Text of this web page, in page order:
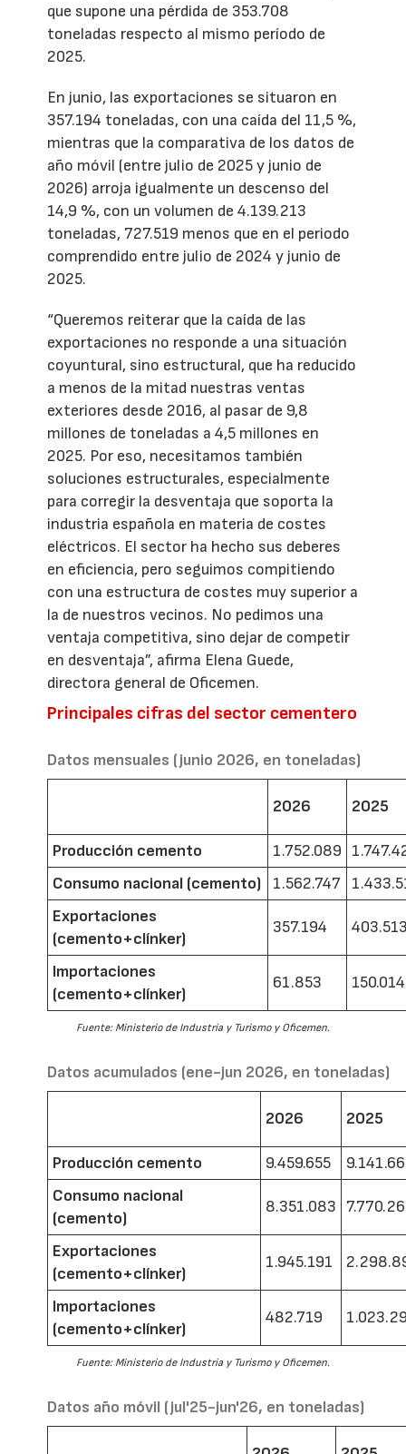
que supone una pérdida de 353.708
toneladas respecto al mismo período de
2025.
En junio, las exportaciones se situaron en
357.194 toneladas, con una caída del 11,5 %,
mientras que la comparativa de los datos de
año móvil (entre julio de 2025 y junio de
2026) arroja igualmente un descenso del
14,9 %, con un volumen de 4.139.213
toneladas, 727.519 menos que en el periodo
comprendido entre julio de 2024 y junio de
2025.
“Queremos reiterar que la caída de las
exportaciones no responde a una situación
coyuntural, sino estructural, que ha reducido
a menos de la mitad nuestras ventas
exteriores desde 2016, al pasar de 9,8
millones de toneladas a 4,5 millones en
2025. Por eso, necesitamos también
soluciones estructurales, especialmente
para corregir la desventaja que soporta la
industria española en materia de costes
eléctricos. El sector ha hecho sus deberes
en eficiencia, pero seguimos compitiendo
con una estructura de costes muy superior a
la de nuestros vecinos. No pedimos una
ventaja competitiva, sino dejar de competir
en desventaja”, afirma Elena Guede,
directora general de Oficemen.
Principales cifras del sector cementero
Datos mensuales (junio 2026, en toneladas)
2026 2025
Producción cemento 1.752.089
Consumo nacional (cemento)
1.562.747
Exportaciones
(cemento+clínker)
357.194
Importaciones
(cemento+clínker)
61.853 150.014
Fuente: Ministerio de Industria y Turismo y Oficemen.
Datos acumulados (ene-jun 2026, en toneladas)
2026 2025
Producción cemento 9.459.655
Consumo nacional
(cemento)
8.351.083
Exportaciones
(cemento+clínker)
1.945.191
Importaciones
(cemento+clínker)
482.719
Fuente: Ministerio de Industria y Turismo y Oficemen.
Datos año móvil (jul'25-jun'26, en toneladas)